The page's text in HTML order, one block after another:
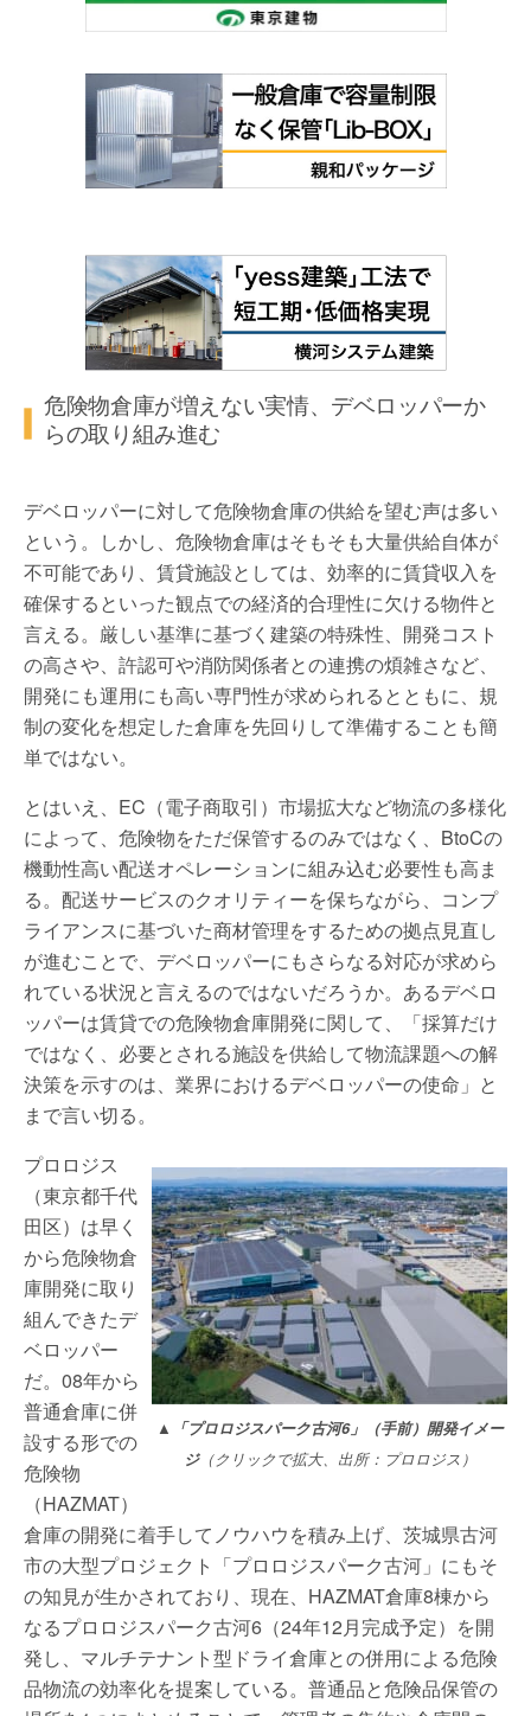
危険物倉庫が増えない実情、デベロッパーか
らの取り組み進む
デベロッパーに対して危険物倉庫の供給を望む声は多い
という。しかし、危険物倉庫はそもそも大量供給自体が
不可能であり、賃貸施設としては、効率的に賃貸収入を
確保するといった観点での経済的合理性に欠ける物件と
言える。厳しい基準に基づく建築の特殊性、開発コスト
の高さや、許認可や消防関係者との連携の煩雑さなど、
開発にも運用にも高い専門性が求められるとともに、規
制の変化を想定した倉庫を先回りして準備することも簡
単ではない。
とはいえ、EC（電子商取引）市場拡大など物流の多様化
によって、危険物をただ保管するのみではなく、BtoCの
機動性高い配送オペレーションに組み込む必要性も高ま
る。配送サービスのクオリティーを保ちながら、コンプ
ライアンスに基づいた商材管理をするための拠点見直し
が進むことで、デベロッパーにもさらなる対応が求めら
れている状況と言えるのではないだろうか。あるデベロ
ッパーは賃貸での危険物倉庫開発に関して、「採算だけ
ではなく、必要とされる施設を供給して物流課題への解
決策を示すのは、業界におけるデベロッパーの使命」と
まで言い切る。
▲「プロロジスパーク古河6」（手前）開発イメー
ジ（クリックで拡大、出所：プロロジス）
プロロジス
（東京都千代
田区）は早く
から危険物倉
庫開発に取り
組んできたデ
ベロッパー
だ。08年から
普通倉庫に併
設する形での
危険物
（HAZMAT）
倉庫の開発に着手してノウハウを積み上げ、茨城県古河
市の大型プロジェクト「プロロジスパーク古河」にもそ
の知見が生かされており、現在、HAZMAT倉庫8棟から
なるプロロジスパーク古河6（24年12月完成予定）を開
発し、マルチテナント型ドライ倉庫との併用による危険
品物流の効率化を提案している。普通品と危険品保管の